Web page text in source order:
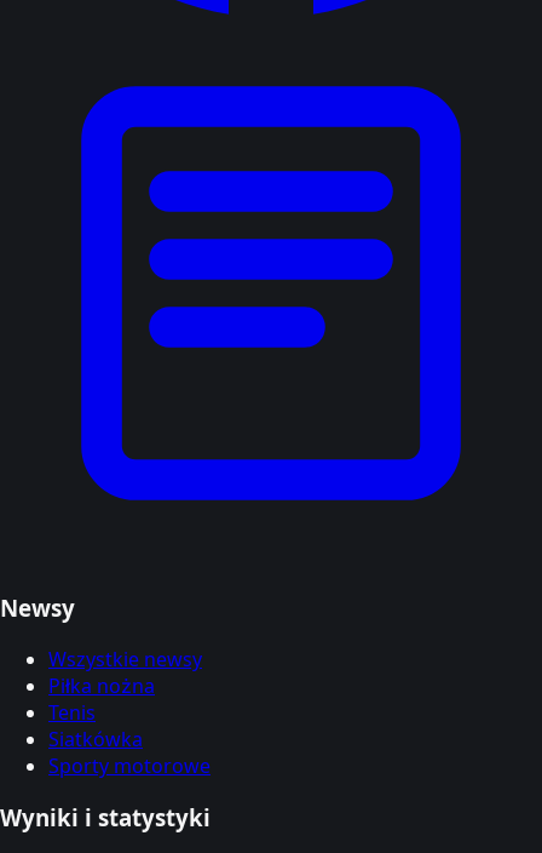
Newsy
Wszystkie newsy
Piłka nożna
Tenis
Siatkówka
Sporty motorowe
Wyniki i statystyki